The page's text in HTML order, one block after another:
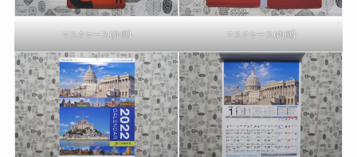
マスクケース(外側) マスクケース(内側)